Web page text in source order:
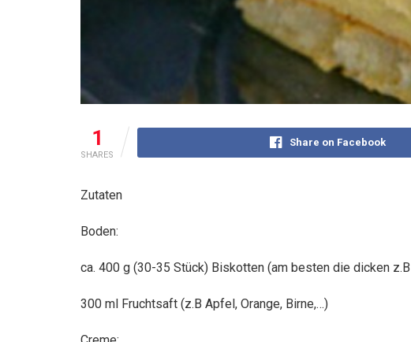
1
SHARES
Share on Facebook
Zutaten
Boden:
ca. 400 g (30-35 Stück) Biskotten (am besten die dicken
300 ml Fruchtsaft (z.B Apfel, Orange, Birne,…)